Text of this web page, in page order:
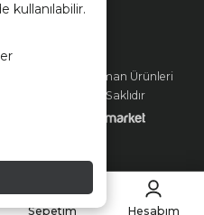
kullanılabilir.
Seramik Orman Ürünleri
- Tüm Hakları Saklıdır
Sepetim Hesabım